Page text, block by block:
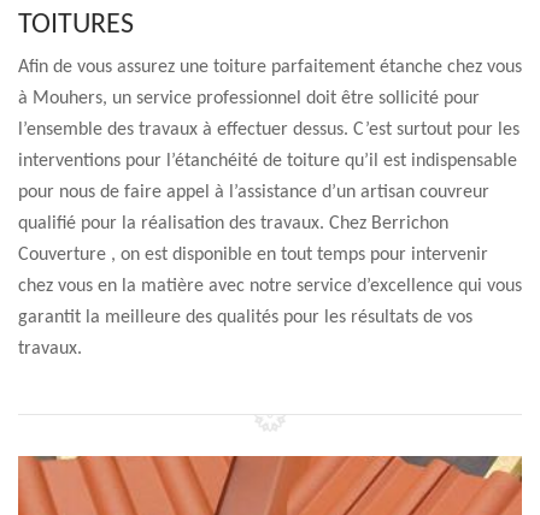
TOITURES
Afin de vous assurez une toiture parfaitement étanche chez vous
à Mouhers, un service professionnel doit être sollicité pour
l’ensemble des travaux à effectuer dessus. C’est surtout pour les
interventions pour l’étanchéité de toiture qu’il est indispensable
pour nous de faire appel à l’assistance d’un artisan couvreur
qualifié pour la réalisation des travaux. Chez Berrichon
Couverture , on est disponible en tout temps pour intervenir
chez vous en la matière avec notre service d’excellence qui vous
garantit la meilleure des qualités pour les résultats de vos
travaux.